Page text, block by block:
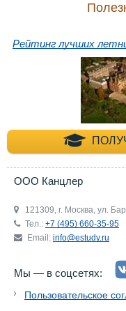
Рейтинг лучших
ООО Канцлер
121309, г. Москва, ул.
Тел.: +7 (495) 660-35-95
Email: info@estudy.ru
Мы — в соцсетях:
Пользовательское